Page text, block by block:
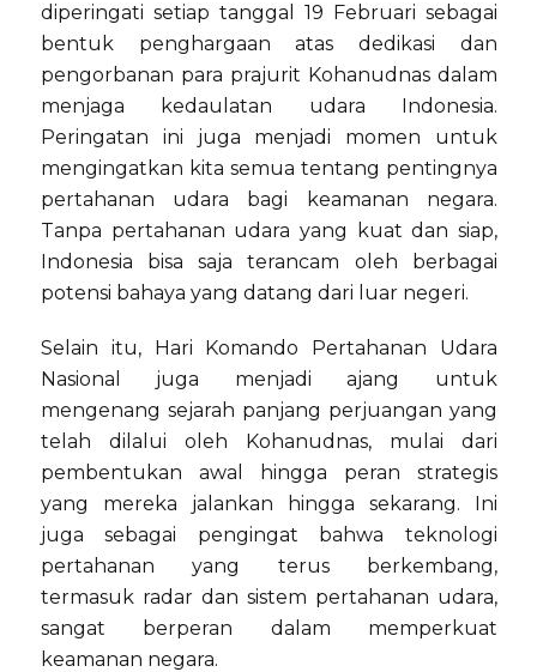
diperingati setiap tanggal 19 Februari sebagai
bentuk penghargaan atas dedikasi dan
pengorbanan para prajurit Kohanudnas dalam
menjaga kedaulatan udara Indonesia.
Peringatan ini juga menjadi momen untuk
mengingatkan kita semua tentang pentingnya
pertahanan udara bagi keamanan negara.
Tanpa pertahanan udara yang kuat dan siap,
Indonesia bisa saja terancam oleh berbagai
potensi bahaya yang datang dari luar negeri.
Selain itu, Hari Komando Pertahanan Udara
Nasional juga menjadi ajang untuk
mengenang sejarah panjang perjuangan yang
telah dilalui oleh Kohanudnas, mulai dari
pembentukan awal hingga peran strategis
yang mereka jalankan hingga sekarang. Ini
juga sebagai pengingat bahwa teknologi
pertahanan yang terus berkembang,
termasuk radar dan sistem pertahanan udara,
sangat berperan dalam memperkuat
keamanan negara.